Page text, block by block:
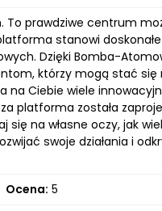
prawdziwe centrum
stanowi
Dzięki Bomba-
którzy mogą stać
Ciebie wiele
platforma została
się na własne oczy, jak
swoje działania i
Ocena: 5